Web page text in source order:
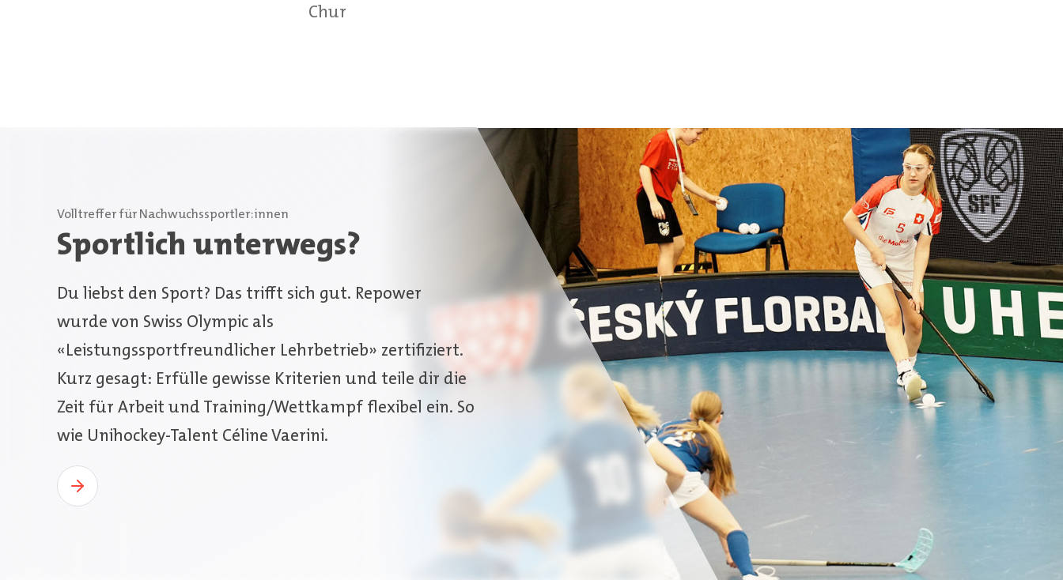
Chur
Volltreffer für Nachwuchssportler:innen
Sportlich unterwegs?
Du liebst den Sport? Das trifft sich gut. Repower
wurde von Swiss Olympic als
«Leistungssportfreundlicher Lehrbetrieb» zertifiziert.
Kurz gesagt: Erfülle gewisse Kriterien und teile dir die
Zeit für Arbeit und Training/Wettkampf flexibel ein. So
wie Unihockey-Talent Céline Vaerini.